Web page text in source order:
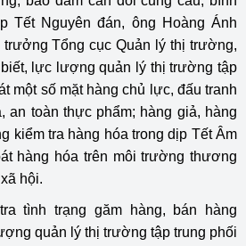
Tết Nguyên đán, ông Hoàng Ánh
Tổng cục Quản lý thị trường,
lực lượng quản lý thị trường tập
một số mặt hàng chủ lực, đấu tranh
an toàn thực phẩm; hàng giả, hàng
kiểm tra hàng hóa trong dịp Tết Âm
hàng hóa trên môi trường thương
hội.
tình trạng găm hàng, bán hàng
quản lý thị trường tập trung phối